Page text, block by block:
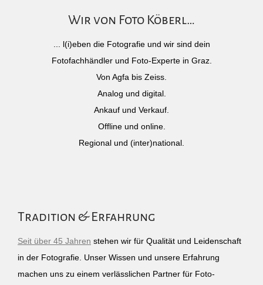
Wir von Foto Köberl…
... l(i)eben die Fotografie und wir sind dein
Fotofachhändler und Foto-Experte in Graz.
Von Agfa bis Zeiss.
Analog und digital.
Ankauf und Verkauf.
Offline und online.
Regional und (inter)national.
Tradition & Erfahrung
Seit über 45 Jahren stehen wir für Qualität und Leidenschaft
in der Fotografie. Unser Wissen und unsere Erfahrung
machen uns zu einem verlässlichen Partner für Foto-